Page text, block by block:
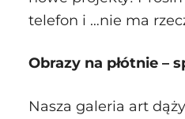
telefon i …nie ma
Obrazy na płótnie –
Nasza galeria art